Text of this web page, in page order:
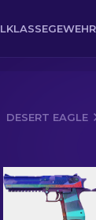
GEWEHR
DESERT EAGLE
|